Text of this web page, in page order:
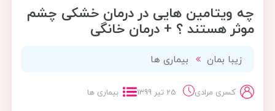
چه ویتامین هایی در درمان خشکی چشم
موثر هستند ؟ + درمان خانگی
زیبا بمان بیماری ها
کسری مرادی 25 تیر 1399 بیماری ها